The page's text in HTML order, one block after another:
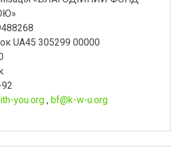
UA45 305299 00000
you.org, bf@k-w-u.org